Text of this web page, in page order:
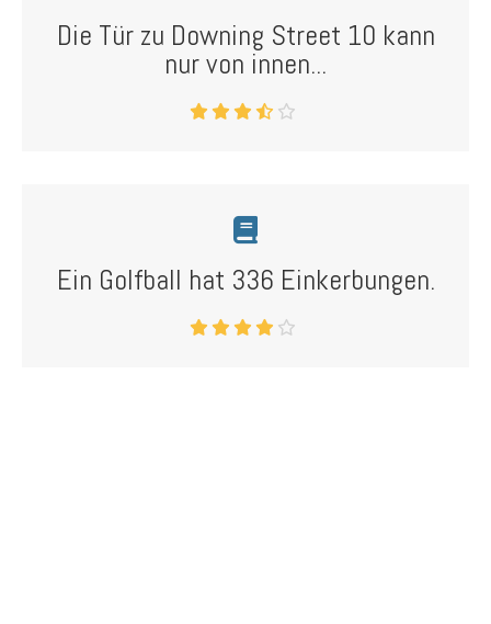
Die Tür zu Downing Street 10 kann
nur von innen...
Ein Golfball hat 336 Einkerbungen.